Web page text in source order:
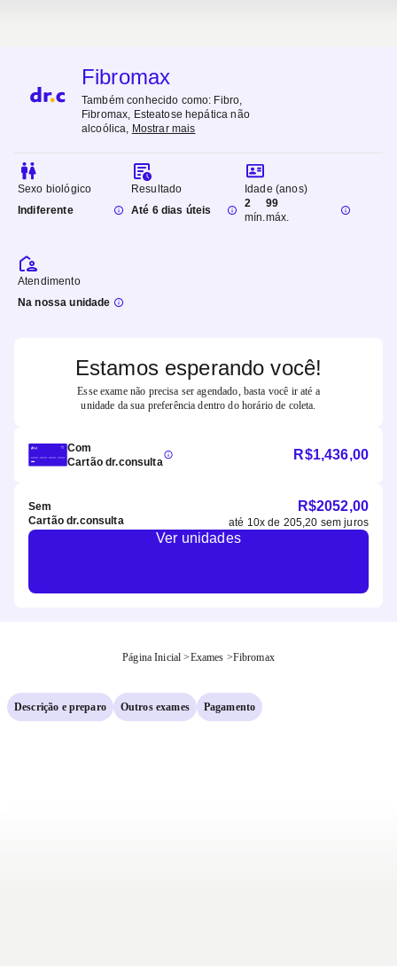
Fibromax
Também conhecido como: Fibro,
Fibromax, Esteatose hepática não
alcoólica, Mostrar mais
Sexo biológico
Indiferente
Resultado
Até 6 dias úteis
Idade (anos)
2
mín.
99
máx.
Atendimento
Na nossa unidade
Estamos esperando você!
Esse exame não precisa ser agendado, basta você ir até a
unidade da sua preferência dentro do horário de coleta.
Com
Cartão dr.consulta
R$1,436,00
Sem
Cartão dr.consulta
R$2052,00
até 10x de 205,20 sem juros
Ver unidades
Página Inicial >Exames >Fibromax
Descrição e preparo Outros exames Pagamento